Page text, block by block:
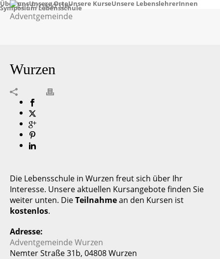
Über unsUnsere OrteUnsere KurseUnsere LebenslehrerInnen
Symposium Lebensschule
Wurzen
Die Lebensschule in Wurzen freut sich über Ihr
Interesse. Unsere aktuellen Kursangebote finden Sie
weiter unten. DieTeilnahmean den Kursen ist
kostenlos.
Adresse:
Adventgemeinde Wurzen
Nemter Straße 31b, 04808 Wurzen